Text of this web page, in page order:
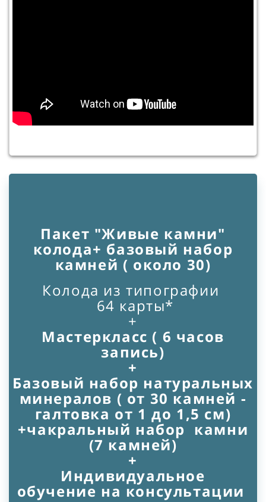
Пакет "Живые камни"
колода+ базовый набор
камней ( около 30)
Колода из типографии
64 карты*
+
Мастеркласс ( 6 часов
запись)
+
Базовый набор натуральных
минералов ( от 30 камней -
галтовка от 1 до 1,5 см)
+чакральный набор камни
(7 камней)
+
Индивидуальное
обучение на консультации